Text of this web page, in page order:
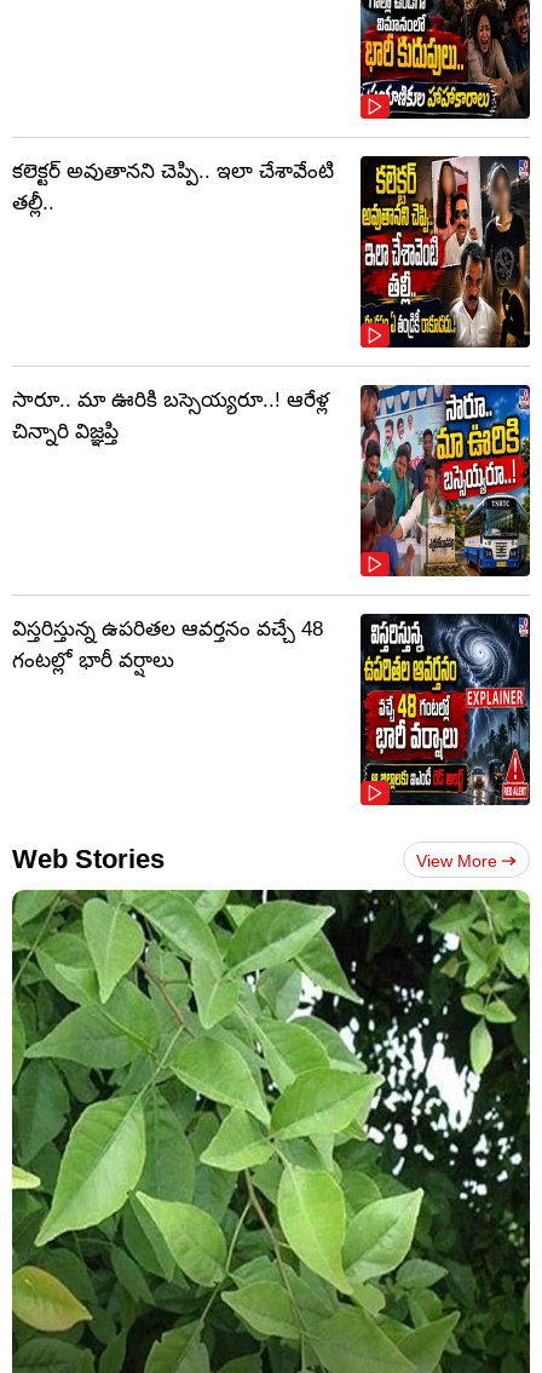
కలెక్టర్‌ అవుతానని చెప్పి.. ఇలా చేశావేంటి
తల్లీ..
సారూ.. మా ఊరికి బస్సెయ్యరూ..! ఆరేళ్ల
చిన్నారి విజ్ఞప్తి
విస్తరిస్తున్న ఉపరితల ఆవర్తనం వచ్చే 48
గంటల్లో భారీ వర్షాలు
Web Stories View More